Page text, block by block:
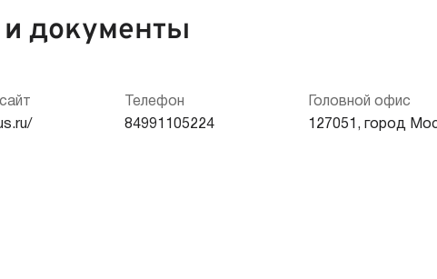
документы
Телефон
84991105224
Головной офис
127051, город